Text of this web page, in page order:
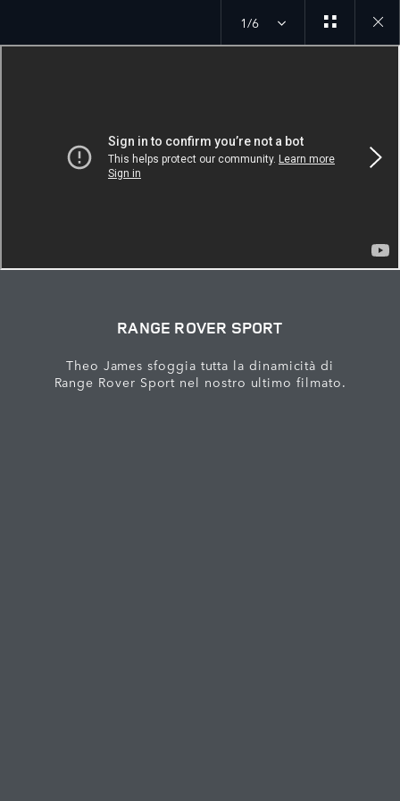
1/6
Close
RANGE ROVER SPORT
Theo James sfoggia tutta la dinamicità di
Range Rover Sport nel nostro ultimo filmato.